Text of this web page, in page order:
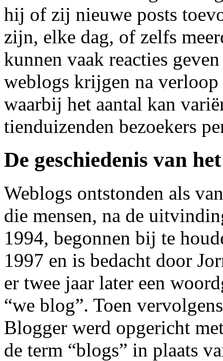
hij of zij nieuwe posts
zijn, elke dag, of zelfs
kunnen vaak reacties
weblogs krijgen na verloop
waarbij het aantal kan
tienduizenden bezoekers
De geschiedenis van
Weblogs ontstonden als
die mensen, na de
1994, begonnen bij te
1997 en is bedacht door
er twee jaar later een
“we blog”. Toen
Blogger werd opgericht
de term “blogs” in plaats